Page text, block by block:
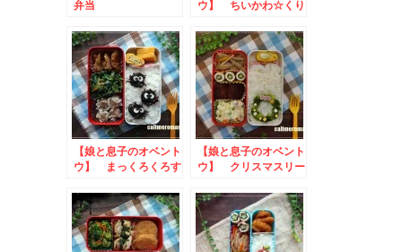
弁当
ウ】 ちいかわ☆くり
toあぐりっ子フォト
コンテスト
【娘と息子のオベント
ウ】 まっくろくろす
【娘と息子のオベント
ウ】 クリスマスリー
かしなお絵かき写真投
稿キャンペーン